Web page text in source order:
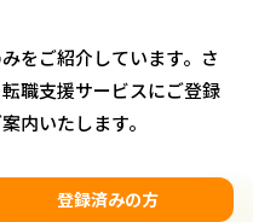
をご紹介しています。さ
職支援サービスにご登録
内いたします。
登録済みの方